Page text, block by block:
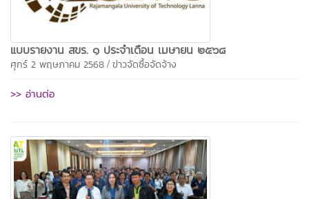
แบบรายงาน สขร. ๑ ประจำเดือน เมษายน ๒๕๖๘
ศุกร์ 2 พฤษภาคม 2568 / ข่าวจัดซื้อจัดจ้าง
>> อ่านต่อ